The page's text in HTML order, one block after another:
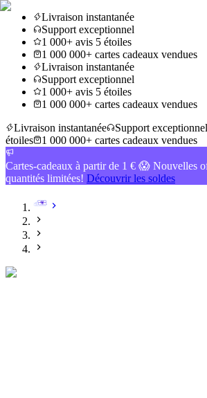
Livraison instantanée
Support exceptionnel
1 000+ avis 5 étoiles
1 000 000+ cartes cadeaux vendues
Livraison instantanée
Support exceptionnel
1 000+ avis 5 étoiles
1 000 000+ cartes cadeaux vendues
Livraison instantanée
Support exceptionnel
étoiles
1 000 000+ cartes cadeaux vendues
Cartes-cadeaux à partir de 1 € 😱 Nouvelles
quantités limitées! Découvrir les soldes